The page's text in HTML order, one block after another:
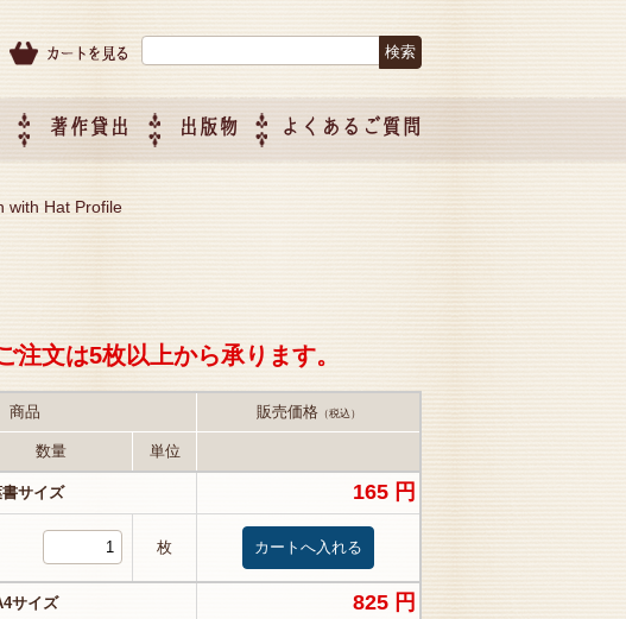
著作貸出 出版物 よくあるご質問
with Hat Profile
注文は5枚以上から承ります。
商品 販売価格（税込）
数量 単位
サイズ 165 円
枚
サイズ 825 円